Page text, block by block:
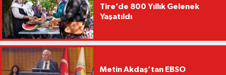
Tire’de 800 Yıllık Gelenek
Yaşatıldı
Metin Akdaş’tan EBSO